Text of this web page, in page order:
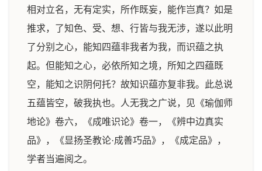
相对立名，无有定实，所作既妄，能作岂真？如是
推求，了知色、受、想、行皆与我无涉，遂以此明
了分别之心，能知四蕴非我者为我，而识蕴之执
起。但能知之心，必依所知之境，所知之四蕴既
空，能知之识阴何托？故知识蕴亦复非我。此总说
五蕴皆空，破我执也。人无我之广说，见《瑜伽师
地论》卷六，《成唯识论》卷一，《辨中边真实
品》，《显扬圣教论·成善巧品》，《成定品》，
学者当遍阅之。